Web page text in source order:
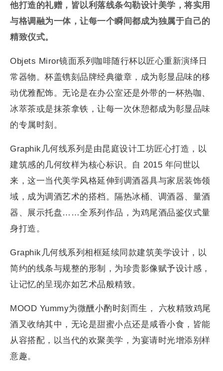
他打造的礼赠，皆以利落线条勾勒设计美学，将实用
与格调融为一体，让每一个瞬间都成为独属于自己的
精致仪式。
Objets Miror镜面系列咖啡随行杯以匠心重新演绎日
常器物。杯盖镌刻品牌经典徽章，成为彰显品味的移
动优雅配饰。无论是在办公室还是外带的一杯热咖、
冰萃茶或是抹茶拿铁，让每一次休憩都成为彰显品味
的专属时刻。
Graphik几何线系列是由昆庭设计工坊匠心打造，以
建筑感的几何纹样为核心标识。自 2015 年问世以
来，这一当代美学风格延伸到调酒器具与家居装饰领
域，成为调酒艺术的搭档。隔热冰桶、调酒器、量酒
器、展示托盘……全系列作品，为鸡尾酒品鉴仪式量
身打造。
Graphik几何线系列相框延续同款建筑美学设计，以
简约的线条与规整的形制，为珍贵影像赋予设计感，
让记忆的呈现亦如艺术品般精致。
MOOD Yummy为微醺小酌时刻而生， 六枚精致鸡尾
酒叉收纳其中，无论是甜蜜小点还是咸香小食，皆能
从容搭配，以当代的欢聚美学，为宴请时光增添别样
意趣。